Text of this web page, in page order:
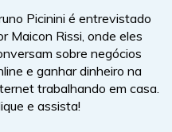
Picinini é entrevistado
Maicon Rissi, onde eles
sobre negócios
e ganhar dinheiro na
trabalhando em casa.
e assista!